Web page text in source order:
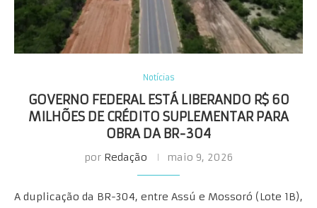
Notícias
GOVERNO FEDERAL ESTÁ LIBERANDO R$ 60
MILHÕES DE CRÉDITO SUPLEMENTAR PARA
OBRA DA BR-304
por Redação maio 9, 2026
A duplicação da BR-304, entre Assú e Mossoró (Lote 1B),